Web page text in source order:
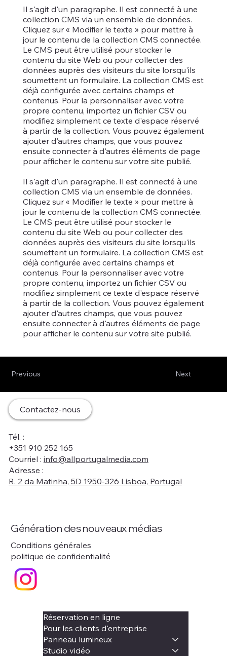
Il s'agit d'un paragraphe. Il est connecté à une
collection CMS via un ensemble de données.
Cliquez sur « Modifier le texte » pour mettre à
jour le contenu de la collection CMS connectée.
Le CMS peut être utilisé pour stocker le
contenu du site Web ou pour collecter des
données auprès des visiteurs du site lorsqu'ils
soumettent un formulaire. La collection CMS est
déjà configurée avec certains champs et
contenus. Pour la personnaliser avec votre
propre contenu, importez un fichier CSV ou
modifiez simplement ce texte d'espace réservé
à partir de la collection. Vous pouvez également
ajouter d'autres champs, que vous pouvez
ensuite connecter à d'autres éléments de page
pour afficher le contenu sur votre site publié.
Il s'agit d'un paragraphe. Il est connecté à une
collection CMS via un ensemble de données.
Cliquez sur « Modifier le texte » pour mettre à
jour le contenu de la collection CMS connectée.
Le CMS peut être utilisé pour stocker le
contenu du site Web ou pour collecter des
données auprès des visiteurs du site lorsqu'ils
soumettent un formulaire. La collection CMS est
déjà configurée avec certains champs et
contenus. Pour la personnaliser avec votre
propre contenu, importez un fichier CSV ou
modifiez simplement ce texte d'espace réservé
à partir de la collection. Vous pouvez également
ajouter d'autres champs, que vous pouvez
ensuite connecter à d'autres éléments de page
pour afficher le contenu sur votre site publié.
Next
Previous
Contactez-nous
Tél. :
+351 910 252 165
Courriel : info@allportugalmedia.com
Adresse :
R. 2 da Matinha, 5D 1950-326 Lisboa, Portugal
Réservation en ligne
Pour les clients d'entreprise
Panneau lumineux
Studio vidéo
Génération des nouveaux médias
Conditions générales
politique de confidentialité